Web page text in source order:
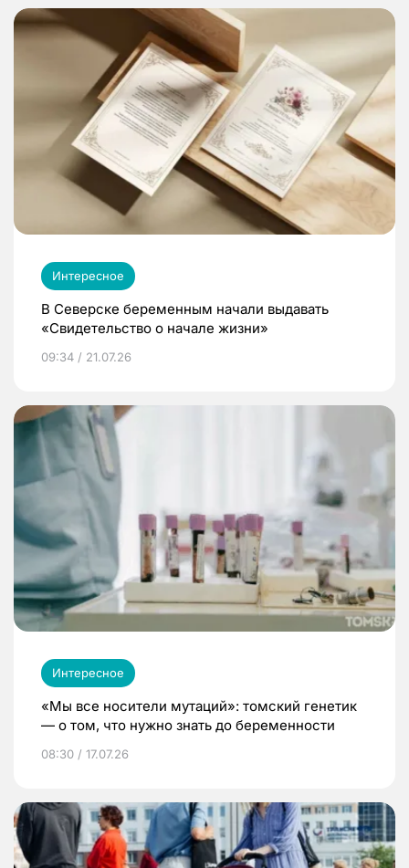
Интересное
В Северске беременным начали выдавать
«Свидетельство о начале жизни»
09:34 / 21.07.26
Интересное
«Мы все носители мутаций»: томский генетик
— о том, что нужно знать до беременности
08:30 / 17.07.26